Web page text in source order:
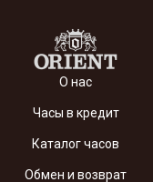
О нас
Часы в кредит
Каталог часов
Обмен и возврат